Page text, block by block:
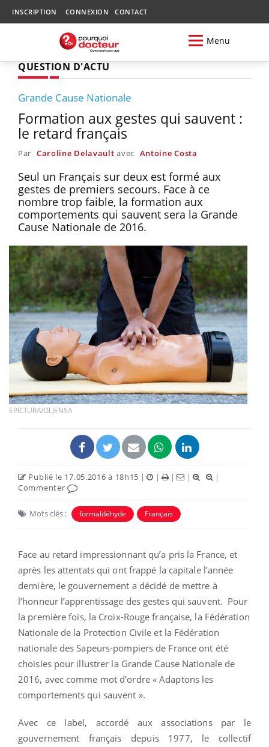
INSCRIPTION CONNEXION CONTACT
Menu
QUESTION D'ACTU
Grande Cause Nationale
Formation aux gestes qui sauvent :
le retard français
Par Caroline Delavault avec Antoine Costa
Seul un Français sur deux est formé aux
gestes de premiers secours. Face à ce
nombre trop faible, la formation aux
comportements qui sauvent sera la Grande
Cause Nationale de 2016.
EPICTURA/OLJENSA
Publié le 17.05.2016 à 18h15 | | | |
|
Commenter
Mots clés : formaldéhyde Français
Face au retard impressionnant qu’a pris la France, et
après les attentats qui ont frappé la capitale l’année
dernière, le gouvernement a décidé de mettre à
l’honneur l’apprentissage des gestes qui sauvent. Pour
la première fois, la Croix-Rouge française, la Fédération
Nationale de la Protection Civile et la Fédération
nationale des Sapeurs-pompiers de France ont été
choisies pour illustrer la Grande Cause Nationale de
2016, avec comme mot d’ordre « Adaptons les
comportements qui sauvent ».
Avec ce label, accordé aux associations par le
gouvernement français depuis 1977, le collectif